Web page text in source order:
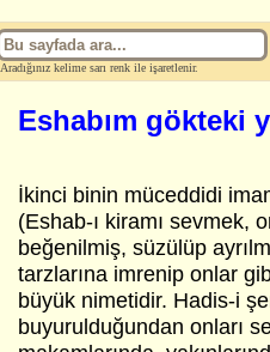
Aradığınız kelime sarı renk ile işaretlenir.
Eshabım gökteki
İkinci binin müceddidi
(Eshab-ı kiramı sevmek,
beğenilmiş, süzülüp
tarzlarına imrenip onlar
büyük nimetidir. Hadis-i
buyurulduğundan onları